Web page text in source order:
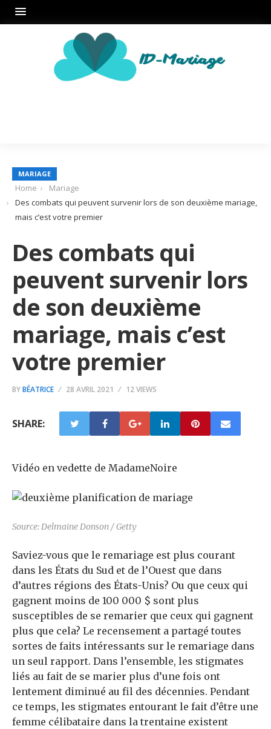
MARIAGE
Home
Mariage
Des combats qui peuvent survenir lors de son deuxième mariage,
mais c’est votre premier
Des combats qui
peuvent survenir lors
de son deuxième
mariage, mais c’est
votre premier
BYBÉATRICE 28 AVRIL 2021 12 VIEWS
SHARE:
Vidéo en vedette de MadameNoire
Source: Delmaine Donson / Getty
Saviez-vous que le remariage est plus courant
dans les États du Sud et de l’Ouest que dans
d’autres régions des États-Unis? Ou que ceux qui
gagnent moins de 100 000 $ sont plus
susceptibles de se remarier que ceux qui gagnent
plus que cela? Le recensement a partagé toutes
sortes de faits intéressants sur le remariage dans
un seul rapport. Dans l’ensemble, les stigmates
liés au fait de se marier plus d’une fois ont
lentement diminué au fil des décennies. Pendant
ce temps, les stigmates entourant le fait d’être une
femme célibataire dans la trentaine existent